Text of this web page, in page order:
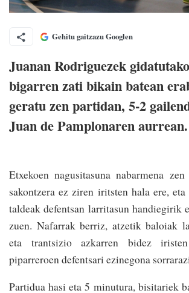
Gehitu gaitzazu Googlen
Juanan Rodriguezek
bigarren zati bikain batean
geratu zen partidan, 5-2
Juan de Pamplonaren aurrean.
Etxekoen nagusitasuna nabarmena
sakontzera ez ziren iritsten hala ere,
taldeak defentsan larritasun handiegirik
zuen. Nafarrak berriz, atzetik baloiak
eta trantsizio azkarren bidez
piparreroen defentsari ezinegona
Partidua hasi eta 5 minutura, bisitariek